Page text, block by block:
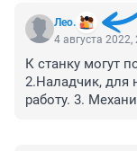
Лео.
4 августа 2022,
К станку могут
2.Наладчик, для
работу. 3.
Настоящий